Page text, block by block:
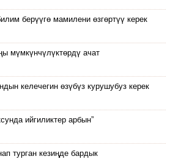
берүүгө мамилени өзгөртүү керек
мүмкүнчүлүктөрдү ачат
келечегин өзүбүз курушубуз керек
ийгиликтер арбын”
турган кезиңде бардык